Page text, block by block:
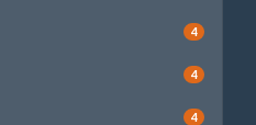
4
4
4